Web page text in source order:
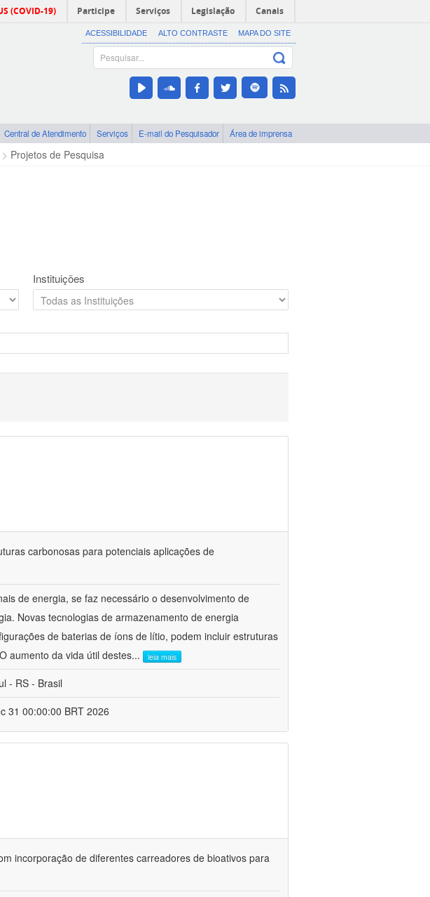
(COVID-19) Participe Serviços Legislação Canais
ACESSIBILIDADE ALTO CONTRASTE MAPA DO SITE
Central de Atendimento Serviços E-mail do Pesquisador Área de imprensa
Projetos de Pesquisa
Instituições
carbonosas para potenciais aplicações de
de energia, se faz necessário o desenvolvimento de
Novas tecnologias de armazenamento de energia
de baterias de íons de lítio, podem incluir estruturas
aumento da vida útil destes... leia mais
- RS - Brasil
31 00:00:00 BRT 2026
incorporação de diferentes carreadores de bioativos para